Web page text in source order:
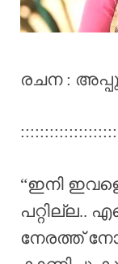
രചന : അപ്പു
“ഇനി
പറ്റില്ല..
നേരത്ത്